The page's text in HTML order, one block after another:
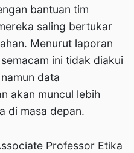
bantuan tim
saling bertukar
Menurut laporan
ini tidak diakui
data
akan muncul lebih
di masa depan.
Professor Etika